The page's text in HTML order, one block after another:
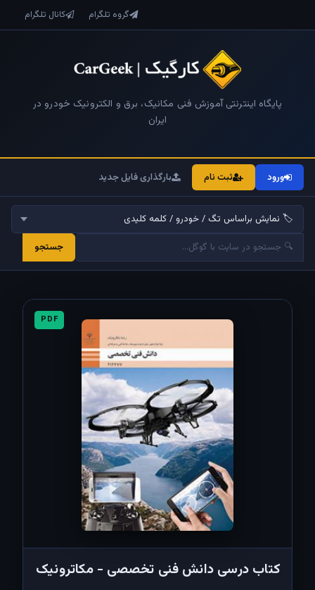
گروه تلگرام کانال تلگرام
پایگاه اینترنتی آموزش فنی مکانیک، برق و الکترونیک خودرو در
ایران
ورود ثبت نام بارگذاری فایل جدید
جستجو
PDF
کتاب درسی دانش فنی تخصصی - مکاترونیک